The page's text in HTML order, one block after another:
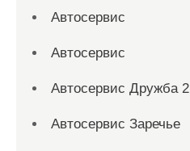
Автосервис
Автосервис
Автосервис Дружба 2
Автосервис Заречье